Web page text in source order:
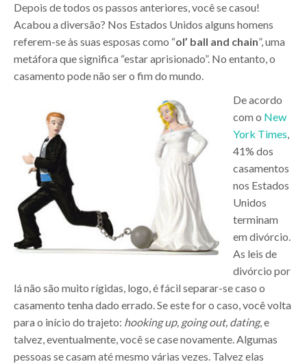
Depois de todos os passos anteriores, você se casou!
Acabou a diversão? Nos Estados Unidos alguns homens
referem-se às suas esposas como “ol’ ball and chain”, uma
metáfora que significa “estar aprisionado”. No entanto, o
casamento pode não ser o fim do mundo.
De acordo
com o New
York Times,
41% dos
casamentos
nos Estados
Unidos
terminam
em divórcio.
As leis de
divórcio por
lá não são muito rígidas, logo, é fácil separar-se caso o
casamento tenha dado errado. Se este for o caso, você volta
para o início do trajeto: hooking up, going out, dating, e
talvez, eventualmente, você se case novamente. Algumas
pessoas se casam até mesmo várias vezes. Talvez elas